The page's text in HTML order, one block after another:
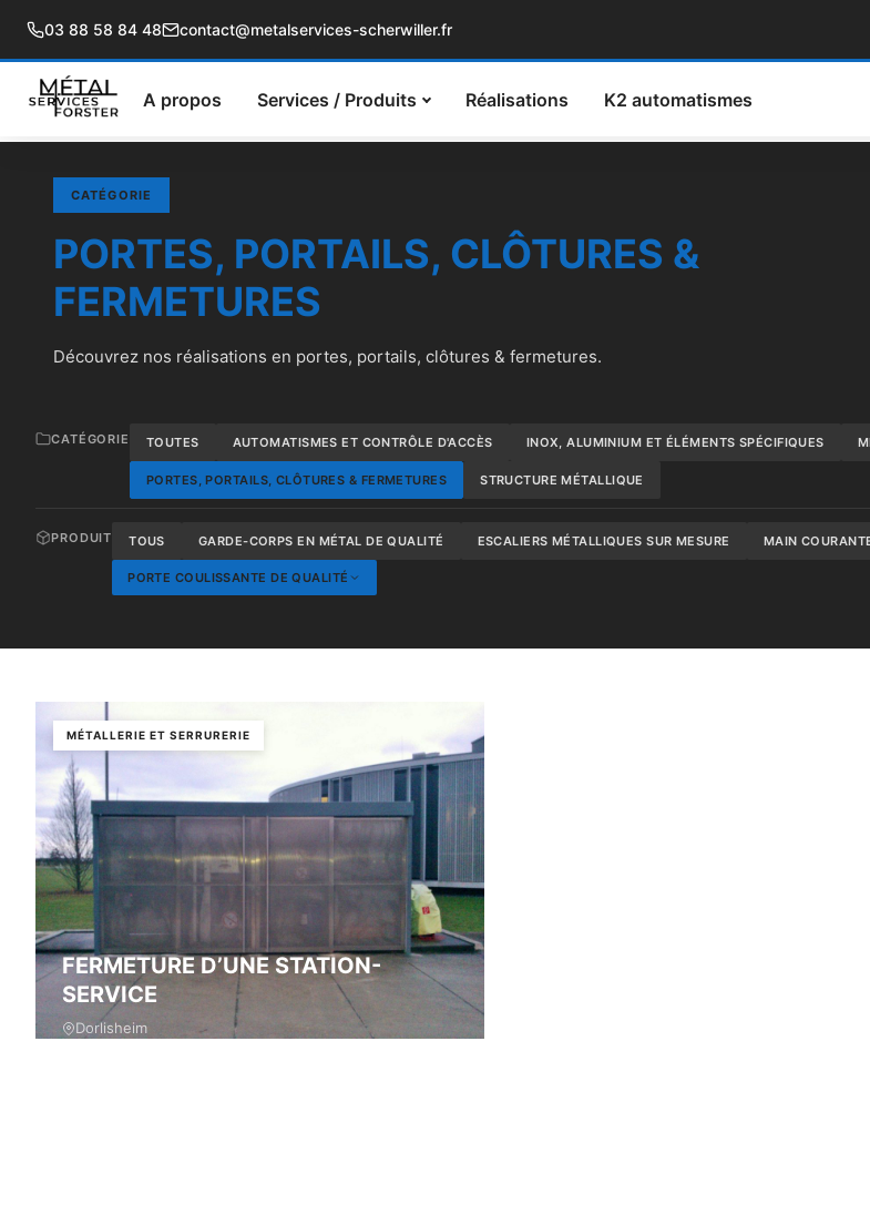
03 88 58 84 48 contact@metalservices-scherwiller.fr
A propos Services / Produits Réalisations K2 automatismes
CATÉGORIE
PORTES, PORTAILS, CLÔTURES &
FERMETURES
Découvrez nos réalisations en portes, portails, clôtures & fermetures.
CATÉGORIE TOUTES AUTOMATISMES ET CONTRÔLE D'ACCÈS INOX, ALUMINIUM ET ÉLÉMENTS SPÉCIFIQUES
PORTES, PORTAILS, CLÔTURES & FERMETURES STRUCTURE MÉTALLIQUE
PRODUIT TOUS GARDE-CORPS EN MÉTAL DE QUALITÉ ESCALIERS MÉTALLIQUES SUR MESURE MAIN
PORTE COULISSANTE DE QUALITÉ
MÉTALLERIE ET SERRURERIE
FERMETURE D’UNE STATION-
SERVICE
Dorlisheim